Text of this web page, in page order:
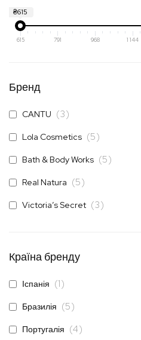
₴615
615 791 968 1 144
Бренд
CANTU 3елементи
Lola Cosmetics 5елементи
Bath & Body Works 5елементи
Real Natura 5елементи
Victoria’s Secret 3елементи
Країна бренду
Іспанія 1позиція
Бразилія 5елементи
Португалія 4елементи